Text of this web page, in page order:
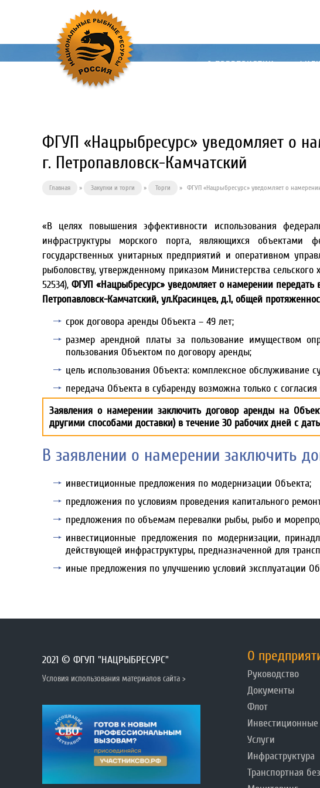
О ПРЕДПРИЯТИИ
ФГУП «Нацрыбресурс» уведомляет о
г. Петропавловск-Камчатский
Главная » Закупки и торги » Торги » ФГУП «Нацрыбресурс» уведомляет о
«В целях повышения эффективности использования
инфраструктуры морского порта, являющихся объектами
государственных унитарных предприятий и оперативном
рыболовству, утвержденному приказом Министерства
52534), ФГУП «Нацрыбресурс» уведомляет о намерении
Петропавловск-Камчатский, ул.Красинцев, д.1, общей
срок договора аренды Объекта – 49 лет;
размер арендной платы за пользование имуществом
пользования Объектом по договору аренды;
цель использования Объекта: комплексное обслуживание
передача Объекта в субаренду возможна только с
Заявления о намерении заключить договор аренды на
другими способами доставки) в течение 30 рабочих дней с
В заявлении о намерении заключить
инвестиционные предложения по модернизации Объекта;
предложения по условиям проведения капитального
предложения по объемам перевалки рыбы, рыбо и
инвестиционные предложения по модернизации,
действующей инфраструктуры, предназначенной для
иные предложения по улучшению условий эксплуатации
2021 © ФГУП "НАЦРЫБРЕСУРС"
Условия использования материалов сайта >
О
Руководство
Документы
Флот
Услуги
Инфраструктура
Транспортная